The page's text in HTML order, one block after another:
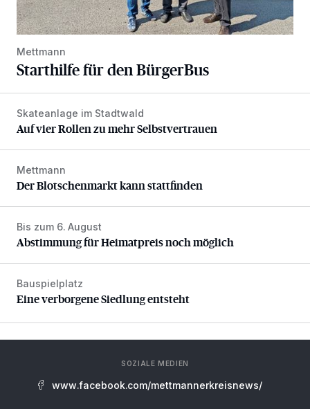
Mettmann
Starthilfe für den BürgerBus
Auf vier Rollen zu mehr Selbstvertrauen
Skateanlage im Stadtwald
Auf vier Rollen zu mehr Selbstvertrauen
Der Blotschenmarkt kann stattfinden
Mettmann
Der Blotschenmarkt kann stattfinden
Abstimmung für Heimatpreis noch möglich
Bis zum 6. August
Abstimmung für Heimatpreis noch möglich
Eine verborgene Siedlung entsteht
Bauspielplatz
Eine verborgene Siedlung entsteht
SOZIALE MEDIEN
www.facebook.com/mettmannerkreisnews/